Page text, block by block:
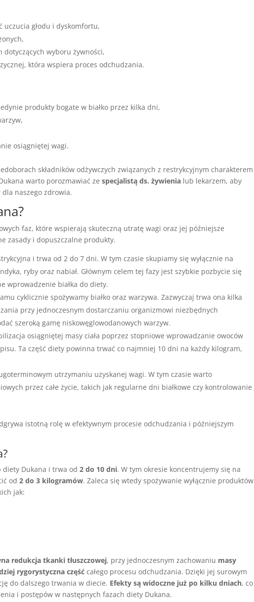
uczucia głodu i dyskomfortu,
wyboru żywności,
która wspiera proces odchudzania.
produkty bogate w białko przez kilka dni,
osiągniętej wagi.
składników odżywczych związanych z restrykcyjnym charakterem
warto porozmawiać zespecjalistą ds. żywienia lub lekarzem, aby
naszego zdrowia.
faz, które wspierają skuteczną utratę wagi oraz jej późniejsze
zasady i dopuszczalne produkty.
i trwa od 2 do 7 dni. W tym czasie skupiamy się wyłącznie na
ryby oraz nabiał. Głównym celem tej fazy jest szybkie pozbycie się
wprowadzenie białka do diety.
cyklicznie spożywamy białko oraz warzywa. Zazwyczaj trwa ona kilka
przy jednoczesnym dostarczaniu organizmowi niezbędnych
szeroką gamę niskowęglowodanowych warzyw.
osiągniętej masy ciała poprzez stopniowe wprowadzanie owoców
Ta część diety powinna trwać co najmniej 10 dni na każdy kilogram,
utrzymaniu uzyskanej wagi. W tym czasie warto
przez całe życie, takich jak regularne dni białkowe czy kontrolowanie
istotną rolę w efektywnym procesie odchudzania i późniejszym
diety Dukana i trwa od2 do 10 dni. W tym okresie koncentrujemy się na
od2 do 3 kilogramów. Zaleca się wtedy spożywanie wyłącznie produktów
jak:
redukcja tkanki tłuszczowej, przy jednoczesnym zachowaniu masy
rygorystyczna część całego procesu odchudzania. Dzięki jej surowym
do dalszego trwania w diecie. Efekty są widoczne już po kilku dniach, co
i postępów w następnych fazach diety Dukana.